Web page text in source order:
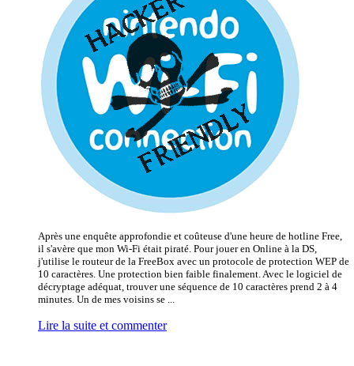
Après une enquête approfondie et coûteuse d'une heure de hotline Free,
il s'avère que mon Wi-Fi était piraté. Pour jouer en Online à la DS,
j'utilise le routeur de la FreeBox avec un protocole de protection WEP de
10 caractères. Une protection bien faible finalement. Avec le logiciel de
décryptage adéquat, trouver une séquence de 10 caractères prend 2 à 4
minutes. Un de mes voisins se ...
Lire la suite et commenter